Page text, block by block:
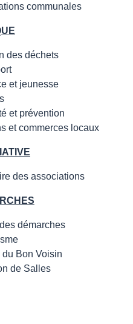
communales
des déchets
et jeunesse
et prévention
et commerces locaux
des associations
démarches
du Bon Voisin
de Salles